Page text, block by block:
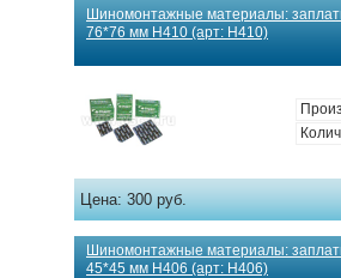
Шиномонтажные материалы:
76*76 мм Н410 (арт: Н410)
Цена: 300 руб.
Шиномонтажные материалы:
45*45 мм Н406 (арт: Н406)